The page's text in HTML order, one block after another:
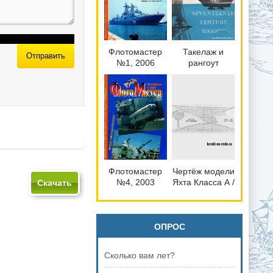
Скачать
Отправить
Флотомастер
№1, 2006
Такелаж и
рангоут
century rigging)
Флотомастер
№4, 2003
Чертёж модели
Яхта Класса А /
для сборки и
историческая
ОПРОС
Сколько вам лет?